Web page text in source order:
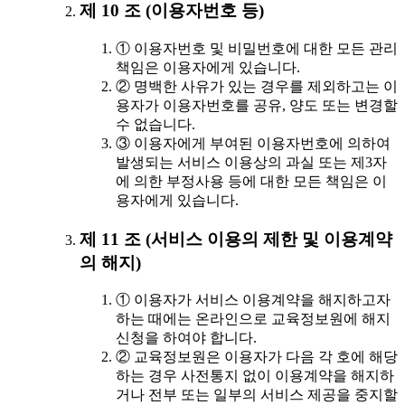
제 10 조 (이용자번호 등)
① 이용자번호 및 비밀번호에 대한 모든 관리
책임은 이용자에게 있습니다.
② 명백한 사유가 있는 경우를 제외하고는 이
용자가 이용자번호를 공유, 양도 또는 변경할
수 없습니다.
③ 이용자에게 부여된 이용자번호에 의하여
발생되는 서비스 이용상의 과실 또는 제3자
에 의한 부정사용 등에 대한 모든 책임은 이
용자에게 있습니다.
제 11 조 (서비스 이용의 제한 및 이용계약
의 해지)
① 이용자가 서비스 이용계약을 해지하고자
하는 때에는 온라인으로 교육정보원에 해지
신청을 하여야 합니다.
② 교육정보원은 이용자가 다음 각 호에 해당
하는 경우 사전통지 없이 이용계약을 해지하
거나 전부 또는 일부의 서비스 제공을 중지할